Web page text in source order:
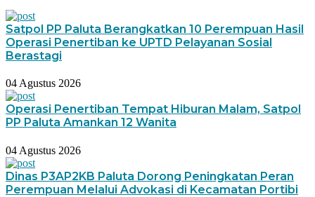
Satpol PP Paluta Berangkatkan 10 Perempuan Hasil
Operasi Penertiban ke UPTD Pelayanan Sosial
Berastagi
04 Agustus 2026
Operasi Penertiban Tempat Hiburan Malam, Satpol
PP Paluta Amankan 12 Wanita
04 Agustus 2026
Dinas P3AP2KB Paluta Dorong Peningkatan Peran
Perempuan Melalui Advokasi di Kecamatan Portibi